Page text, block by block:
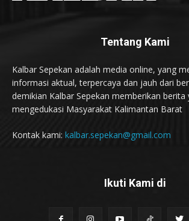
Tentang Kami
Kalbar Sepekan adalah media online, yang
informasi aktual, terpercaya dan jauh dari
demikian Kalbar Sepekan memberikan berita
mengedukasi Masyarakat Kalimantan Barat
Kontak kami: kalbar.sepekan@gmail.com
Ikuti Kami di